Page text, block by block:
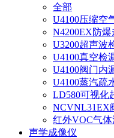
全部
U4100压缩空
N4200EX防
U3200超声波
U4100真空检
U4100阀门内
U4100蒸汽疏
LD580可视化
NCVNL31EX
红外VOC气
声学成像仪